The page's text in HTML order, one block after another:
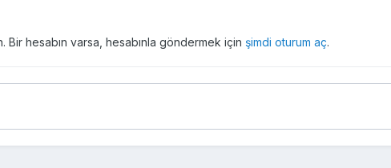
Bir hesabın varsa, hesabınla göndermek için şimdi oturum aç.